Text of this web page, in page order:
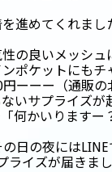
進めてくれま
の良いメッシュ
ポケットにも
ーーー（通販
いサプライズ
何かいります
日の夜には
ライズが届きま